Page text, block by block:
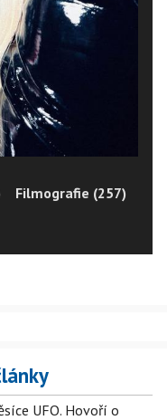
Filmografie (257)
UFO. Hovoří o